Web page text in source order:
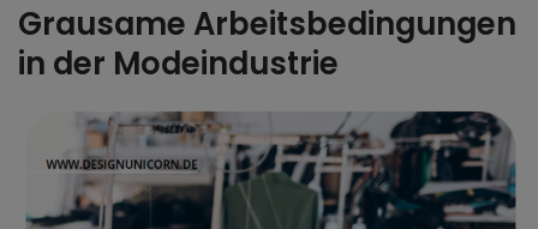
Grausame Arbeitsbedingungen
in der Modeindustrie